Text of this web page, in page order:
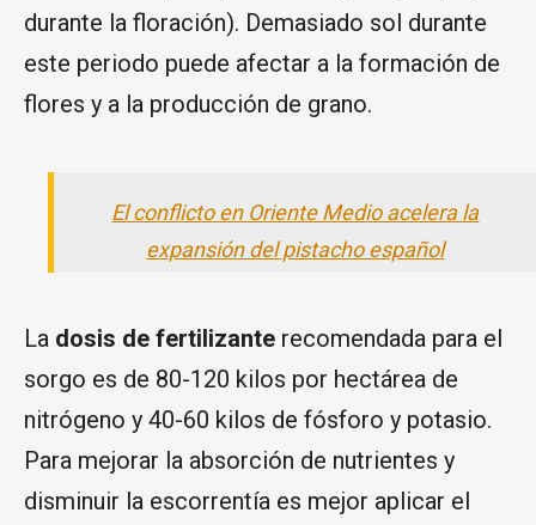
durante la floración). Demasiado sol durante
este periodo puede afectar a la formación de
flores y a la producción de grano.
El conflicto en Oriente Medio acelera la
expansión del pistacho español
La dosis de fertilizante recomendada para el
sorgo es de 80-120 kilos por hectárea de
nitrógeno y 40-60 kilos de fósforo y potasio.
Para mejorar la absorción de nutrientes y
disminuir la escorrentía es mejor aplicar el